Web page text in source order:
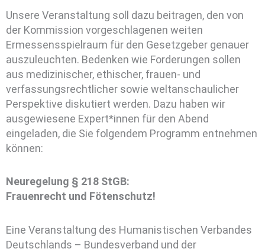
Unsere Veranstaltung soll dazu beitragen, den von
der Kommission vorgeschlagenen weiten
Ermessensspielraum für den Gesetzgeber genauer
auszuleuchten. Bedenken wie Forderungen sollen
aus medizinischer, ethischer, frauen- und
verfassungsrechtlicher sowie weltanschaulicher
Perspektive diskutiert werden. Dazu haben wir
ausgewiesene Expert*innen für den Abend
eingeladen, die Sie folgendem Programm entnehmen
können:
Neuregelung § 218 StGB:
Frauenrecht und Fötenschutz!
Eine Veranstaltung des Humanistischen Verbandes
Deutschlands – Bundesverband und der